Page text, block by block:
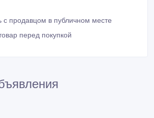
с продавцом в публичном месте
перед покупкой